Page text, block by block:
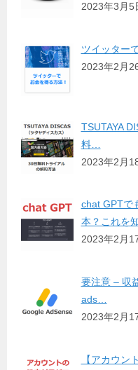
2023年3月5
ツイッター
2023年2月
TSUTAYA
料…
2023年2月
chat GPTで
本？これを
2023年2月
要注意 – 収
ads…
2023年2月
【アカウン